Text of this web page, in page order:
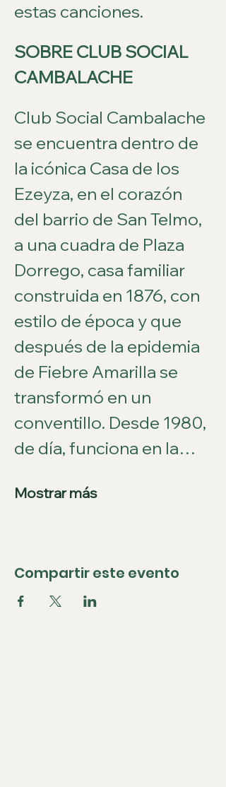
estas canciones.
SOBRE CLUB SOCIAL
CAMBALACHE
Club Social Cambalache
se encuentra dentro de
la icónica Casa de los
Ezeyza, en el corazón
del barrio de San Telmo,
a una cuadra de Plaza
Dorrego, casa familiar
construida en 1876, con
estilo de época y que
después de la epidemia
de Fiebre Amarilla se
transformó en un
conventillo. Desde 1980,
de día, funciona en la…
Mostrar más
Compartir este evento